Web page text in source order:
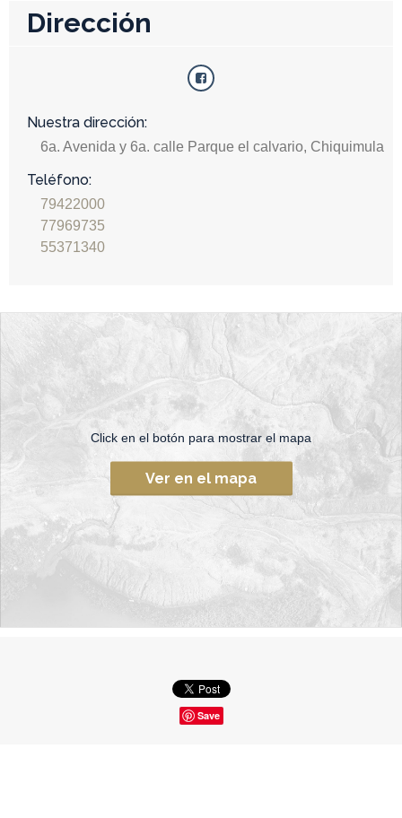
Dirección
Nuestra dirección:
6a. Avenida y 6a. calle Parque el calvario, Chiquimula
Teléfono:
79422000
77969735
55371340
Click en el botón para mostrar el mapa
Ver en el mapa
Save